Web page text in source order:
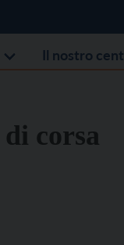
Il nostro
corsa